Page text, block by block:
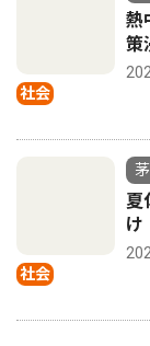
社会
熱
策
社会
夏